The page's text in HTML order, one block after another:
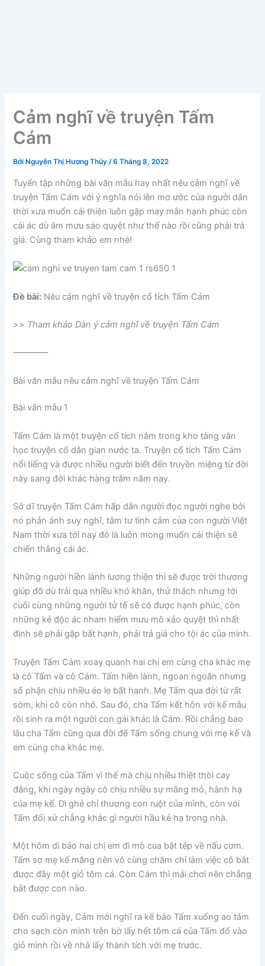
Cảm nghĩ về truyện Tấm
Cám
Bởi Nguyễn Thị Hương Thủy/6 Tháng 8, 2022
Tuyển tập những bài văn mẫu hay nhất nêu cảm nghĩ về
truyện Tấm Cám với ý nghĩa nói lên mơ ước của người dân
thời xưa muốn cái thiện luôn gặp may mắn hạnh phúc còn
cái ác dù âm mưu sảo quyệt như thế nào rồi cũng phải trả
giá. Cùng tham khảo em nhé!
Đề bài: Nêu cảm nghĩ về truyện cổ tích Tấm Cám
>> Tham khảo Dàn ý cảm nghĩ về truyện Tấm Cám
————
Bài văn mẫu nêu cảm nghĩ về truyện Tấm Cám
Bài văn mẫu 1
Tấm Cám là một truyện cổ tích nằm trong kho tàng văn
học truyện cổ dân gian nước ta. Truyện cổ tích Tấm Cám
nổi tiếng và được nhiều người biết đến truyền miệng từ đời
này sang đời khác hàng trăm năm nay.
Sở dĩ truyện Tấm Cám hấp dẫn người đọc người nghe bởi
nó phản ánh suy nghĩ, tâm tư tình cảm của con người Việt
Nam thời xưa tới nay đó là luôn mong muốn cái thiện sẽ
chiến thắng cái ác.
Những người hiền lành lương thiện thì sẽ được trời thương
giúp đỡ dù trải qua nhiều khó khăn, thử thách nhưng tới
cuối cùng những người tử tế sẽ có được hạnh phúc, còn
những kẻ độc ác nham hiểm mưu mô xảo quyệt thì nhất
định sẽ phải gặp bất hạnh, phải trả giá cho tội ác của mình.
Truyện Tấm Cám xoay quanh hai chị em cùng cha khác mẹ
là cô Tấm và cô Cám. Tấm hiền lành, ngoan ngoãn nhưng
số phận chịu nhiều éo le bất hạnh. Mẹ Tấm qua đời từ rất
sớm, khi cô còn nhỏ. Sau đó, cha Tấm kết hôn với kế mẫu
rồi sinh ra một người con gái khác là Cám. Rồi chẳng bao
lâu cha Tấm cũng qua đời để Tấm sống chung với mẹ kế và
em cùng cha khác mẹ.
Cuộc sống của Tấm vì thế mà chịu nhiều thiệt thòi cay
đắng, khi ngày ngày cô chịu nhiều sự mắng mỏ, hành hạ
của mẹ kế. Dì ghẻ chỉ thương con ruột của mình, còn với
Tấm đối xử chẳng khác gì người hầu kẻ hạ trong nhà.
Một hôm dì bảo hai chị em đi mò cua bắt tép về nấu cơm.
Tấm sợ mẹ kế mắng nên vô cùng chăm chỉ làm việc cô bắt
được đầy một giỏ tôm cá. Còn Cám thì mải chơi nên chẳng
bắt được con nào.
Đến cuối ngày, Cám mới nghĩ ra kế bảo Tấm xuống ao tắm
cho sạch còn mình trên bờ lấy hết tôm cá của Tấm đổ vào
giỏ mình rồi về nhà lấy thành tích với mẹ trước.